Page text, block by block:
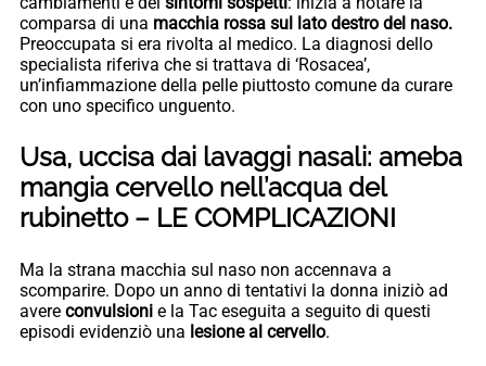
comparsa di una macchia rossa sul lato destro del naso.
Preoccupata si era rivolta al medico. La diagnosi dello
specialista riferiva che si trattava di ‘Rosacea’,
un’infiammazione della pelle piuttosto comune da curare
con uno specifico unguento.
Usa, uccisa dai lavaggi nasali: ameba
mangia cervello nell’acqua del
rubinetto – LE COMPLICAZIONI
Ma la strana macchia sul naso non accennava a
scomparire. Dopo un anno di tentativi la donna iniziò ad
avere convulsioni e la Tac eseguita a seguito di questi
episodi evidenziò una lesione al cervello.